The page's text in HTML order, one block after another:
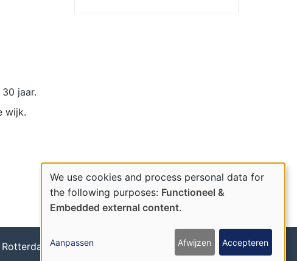
jaar.
wijk.
Rotterdam 24445087
Use
of
personal
We use cookies and process personal data for
the following purposes: Functioneel &
Embedded external content.
Aanpassen Afwijzen Accepteren